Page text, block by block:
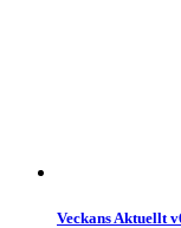
Veckans Aktuellt